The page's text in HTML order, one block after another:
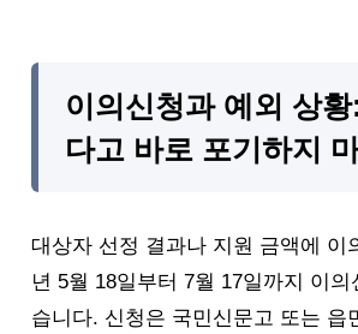
이의신청과 예외 상
다고 바로 포기하지
대상자 선정 결과나 지원 금액에 이
년 5월 18일부터 7월 17일까지 이의
습니다. 신청은 국민신문고 또는 읍